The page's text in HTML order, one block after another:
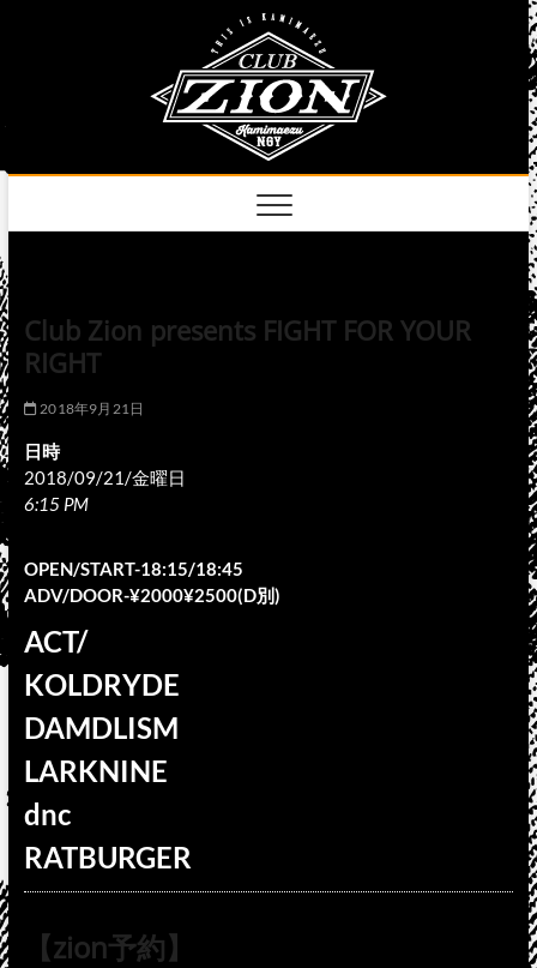
Club Zion presents FIGHT FOR YOUR
RIGHT
2018年9月21日
日時
2018/09/21/金曜日
6:15 PM
OPEN/START-18:15/18:45
ADV/DOOR-¥2000¥2500(D別)
ACT/
KOLDRYDE
DAMDLISM
LARKNINE
dnc
RATBURGER
【zion予約】